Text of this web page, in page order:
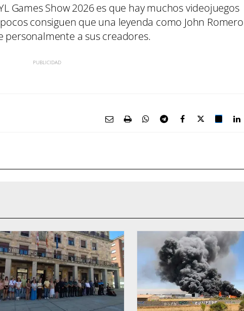
Games Show 2026 es que hay muchos videojuegos
consiguen que una leyenda como John Romero
personalmente a sus creadores.